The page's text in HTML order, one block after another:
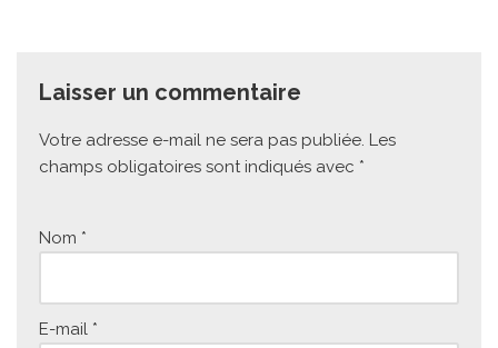
Laisser un commentaire
Votre adresse e-mail ne sera pas publiée. Les
champs obligatoires sont indiqués avec *
Nom *
E-mail *